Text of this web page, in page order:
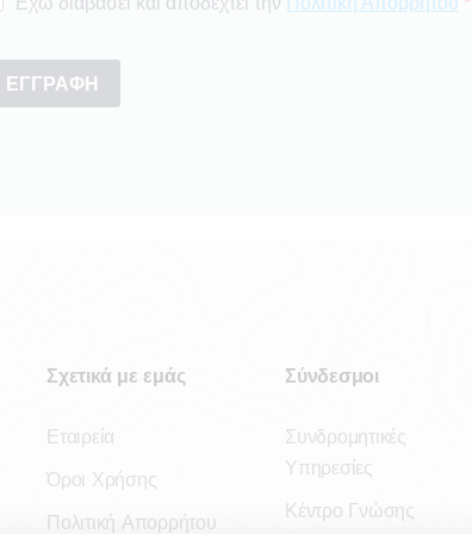
Σχετικά με εμάς
Εταιρεία
Όροι Χρήσης
Πολιτική Απορρήτου
Σύνδεσμοι
Συνδρομητικές
Υπηρεσίες
Κέντρο Γνώσης